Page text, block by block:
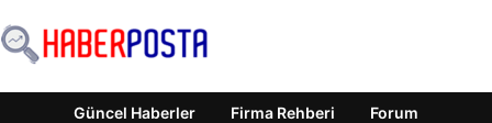
Güncel Haberler Firma Rehberi Forum